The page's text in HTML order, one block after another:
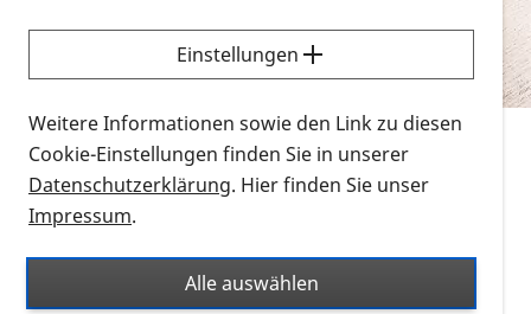
Sie möchten wissen, wie Sie nach Infonmaterial
suchen und dieses bestellen bzw. herunterladen
können? Schauen Sie sich dieErklärvideos zum
Thema Infomaterial auf der PRO RETINA-Website
für blinde und sehbehinderte Menschen an.
Auf dieser Seite finden Sie sämtliches Infomaterial
Ort. Nutzen Sie den Formatfilter, um ausschließlich
nach Flyern und Broschüren, Audios oder Videos zu
Einstellungen
Weitere Informationen sowie den Link zu diesen
Cookie-Einstellungen finden Sie in unserer
Datenschutzerklärung. Hier finden Sie unser
Impressum.
Alle auswählen